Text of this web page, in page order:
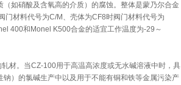
如硝酸及含氧高的介质）的腐蚀。整体是蒙乃尔合金
门材料代号为C/M、壳体为CF8时阀门材料代号为
400和Monel K500合金的适宜工作温度为-29～
材。当CZ-100用于高温高浓度或无水碱溶液中时，具
）的氯碱生产中以及用于不能有铜和铁等金属污染产